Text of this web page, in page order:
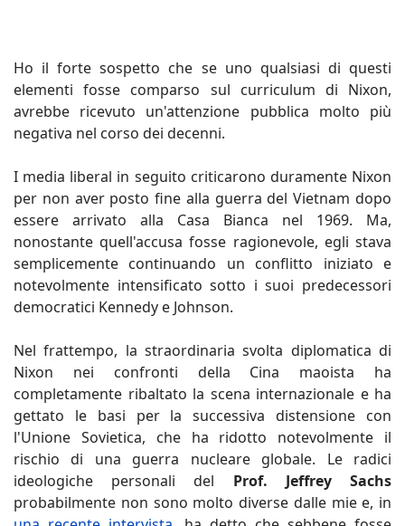
Ho il forte sospetto che se uno qualsiasi di questi
elementi fosse comparso sul curriculum di Nixon,
avrebbe ricevuto un'attenzione pubblica molto più
negativa nel corso dei decenni.
I media liberal in seguito criticarono duramente Nixon
per non aver posto fine alla guerra del Vietnam dopo
essere arrivato alla Casa Bianca nel 1969. Ma,
nonostante quell'accusa fosse ragionevole, egli stava
semplicemente continuando un conflitto iniziato e
notevolmente intensificato sotto i suoi predecessori
democratici Kennedy e Johnson.
Nel frattempo, la straordinaria svolta diplomatica di
Nixon nei confronti della Cina maoista ha
completamente ribaltato la scena internazionale e ha
gettato le basi per la successiva distensione con
l'Unione Sovietica, che ha ridotto notevolmente il
rischio di una guerra nucleare globale. Le radici
ideologiche personali del Prof. Jeffrey Sachs
probabilmente non sono molto diverse dalle mie e, in